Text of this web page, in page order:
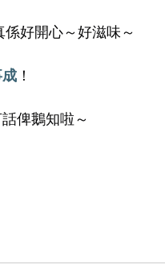
好開心～好滋味～
！
話俾鵝知啦～